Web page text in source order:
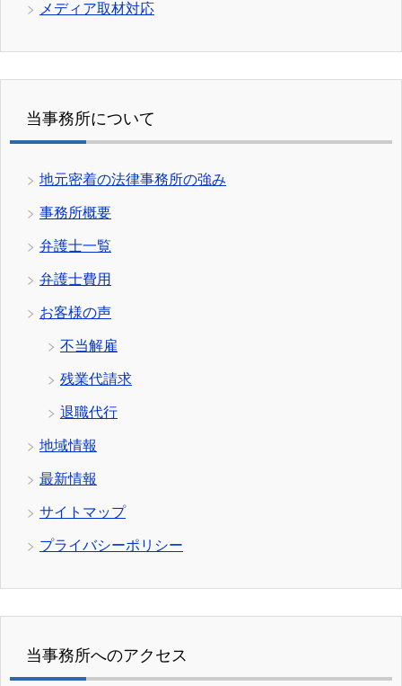
メディア取材対応
当事務所について
地元密着の法律事務所の強み
事務所概要
弁護士一覧
弁護士費用
お客様の声
不当解雇
残業代請求
退職代行
地域情報
最新情報
サイトマップ
プライバシーポリシー
当事務所へのアクセス